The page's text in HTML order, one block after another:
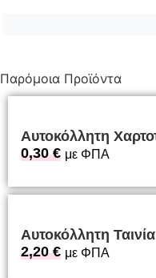
Παρόμοια Προϊόντα
Αυτοκόλλητη
0,30€ με ΦΠΑ
Αυτοκόλλητη
2,20€ με ΦΠΑ